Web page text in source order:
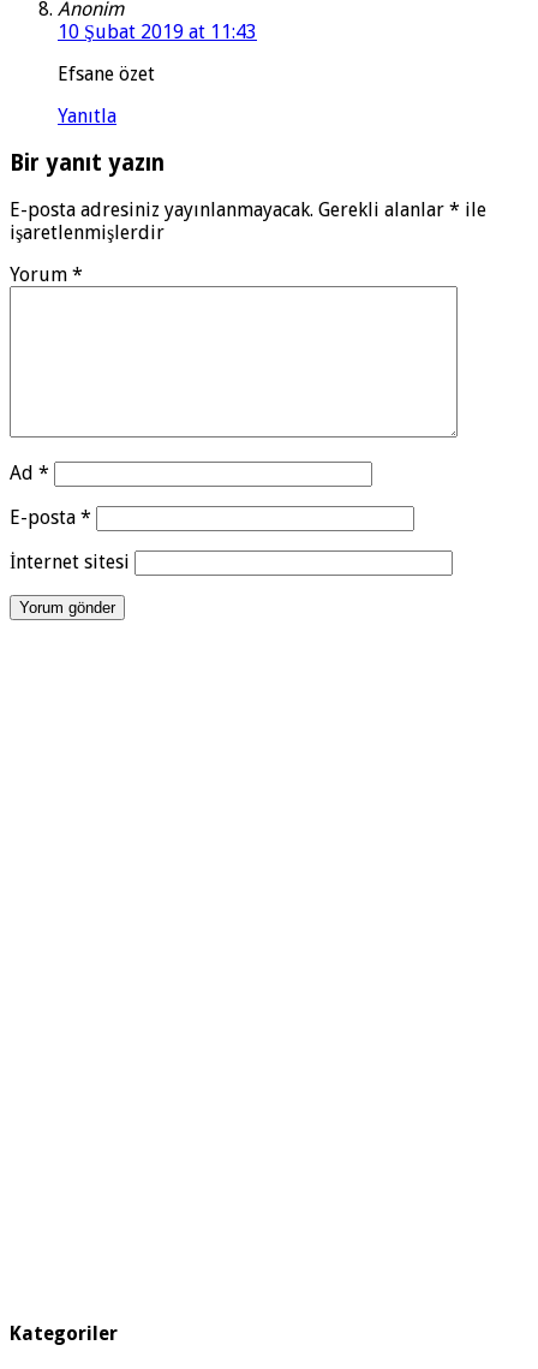
Anonim
10 Şubat 2019 at 11:43
Efsane özet
Yanıtla
Bir yanıt yazın
E-posta adresiniz yayınlanmayacak. Gerekli alanlar * ile
işaretlenmişlerdir
Yorum *
Ad *
E-posta *
İnternet sitesi
Kategoriler